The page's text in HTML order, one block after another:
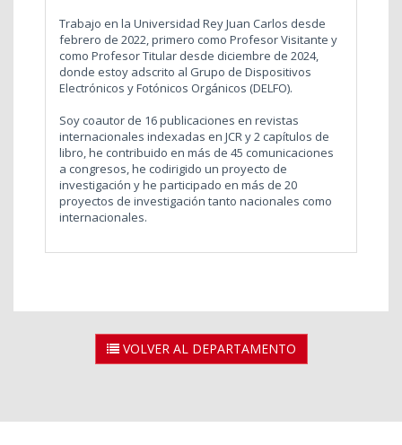
Trabajo en la Universidad Rey Juan Carlos desde
febrero de 2022, primero como Profesor Visitante y
como Profesor Titular desde diciembre de 2024,
donde estoy adscrito al Grupo de Dispositivos
Electrónicos y Fotónicos Orgánicos (DELFO).
Soy coautor de 16 publicaciones en revistas
internacionales indexadas en JCR y 2 capítulos de
libro, he contribuido en más de 45 comunicaciones
a congresos, he codirigido un proyecto de
investigación y he participado en más de 20
proyectos de investigación tanto nacionales como
internacionales.
VOLVER AL DEPARTAMENTO